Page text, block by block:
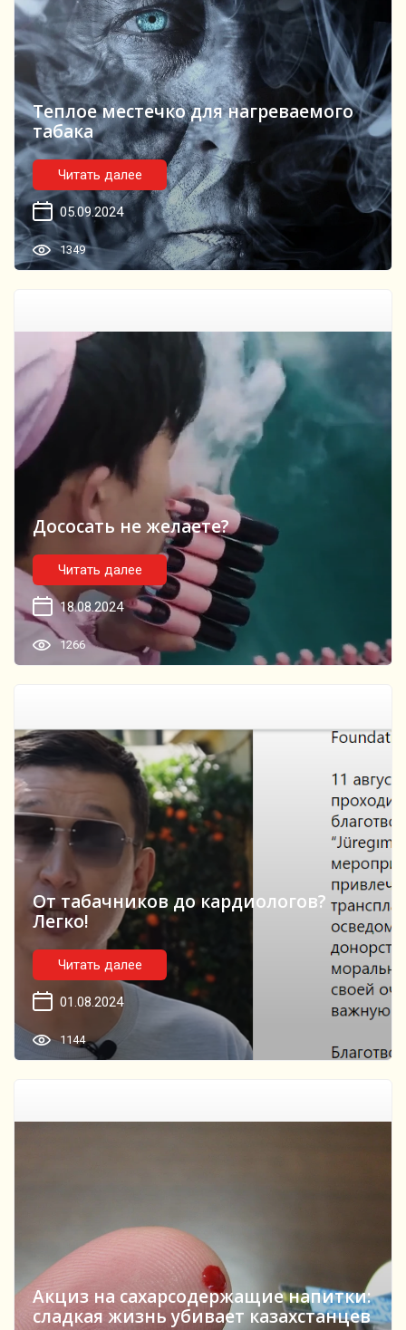
Теплое местечко для нагреваемого
табака
Читать далее
05.09.2024
1349
Дососать не желаете?
Читать далее
18.08.2024
1266
От табачников до кардиологов?
Легко!
Читать далее
01.08.2024
1144
Акциз на сахарсодержащие напитки:
сладкая жизнь убивает казахстанцев